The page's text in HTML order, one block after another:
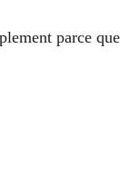
parce